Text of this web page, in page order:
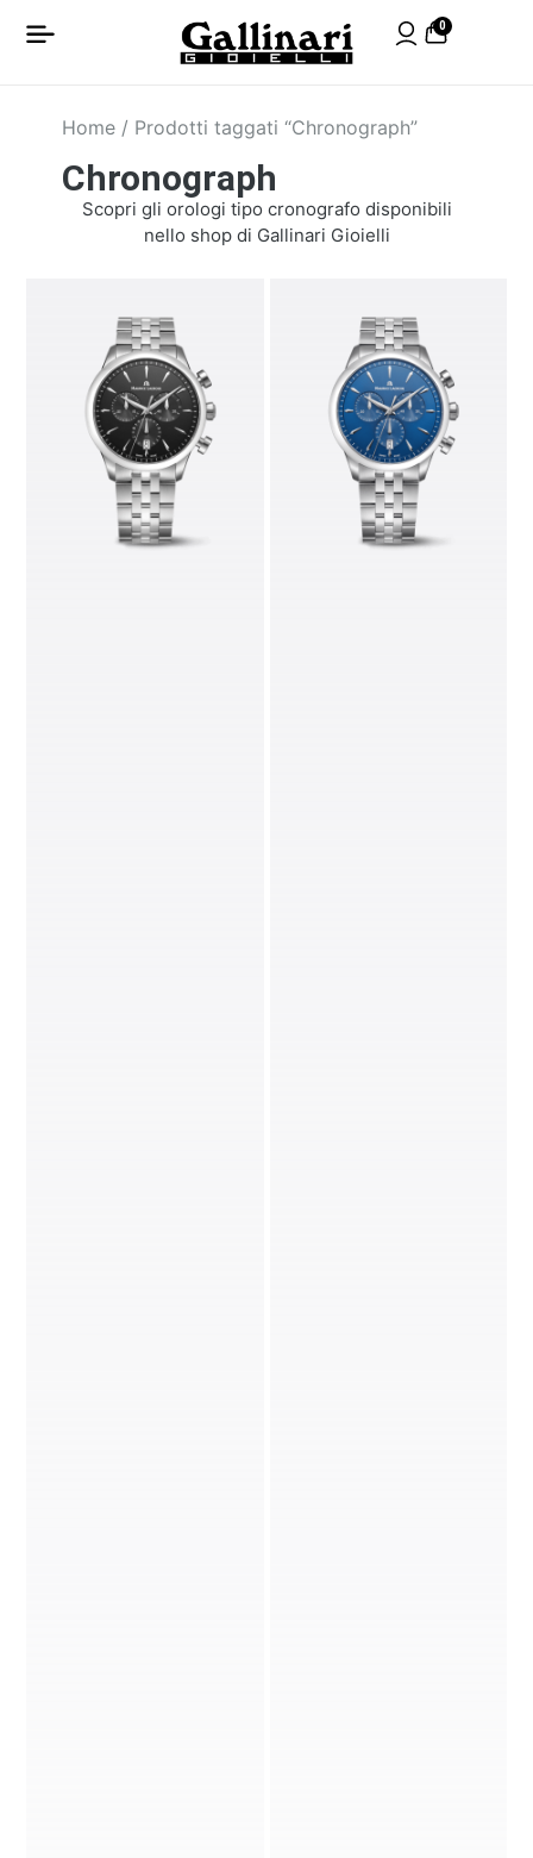
0
Home / Prodotti taggati “Chronograph”
Chronograph
Scopri gli orologi tipo cronografo disponibili
nello shop di Gallinari Gioielli